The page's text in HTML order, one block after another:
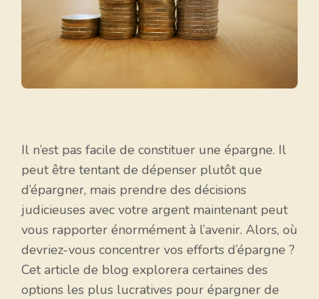
Il n’est pas facile de constituer une épargne. Il
peut être tentant de dépenser plutôt que
d’épargner, mais prendre des décisions
judicieuses avec votre argent maintenant peut
vous rapporter énormément à l’avenir. Alors, où
devriez-vous concentrer vos efforts d’épargne ?
Cet article de blog explorera certaines des
options les plus lucratives pour épargner de